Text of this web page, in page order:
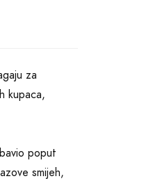
za
kupaca,
poput
smijeh,